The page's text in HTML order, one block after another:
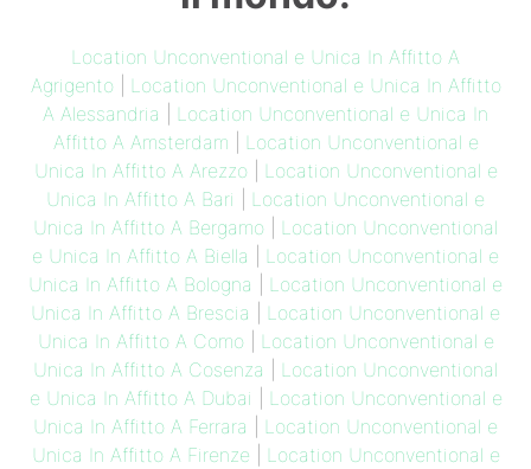
Location Unconventional e Unica In Affitto A
Agrigento| Location Unconventional e Unica In Affitto
A Alessandria
Location Unconventional e Unica In
Affitto A Amsterdam
Location Unconventional e
Unica In Affitto A Arezzo| Location Unconventional e
Unica In Affitto A Bari
Location Unconventional e
Unica In Affitto A Bergamo
Location Unconventional
e Unica In Affitto A Biella
Location Unconventional e
Unica In Affitto A Bologna
Location Unconventional e
Unica In Affitto A Brescia
Location Unconventional e
Unica In Affitto A Como| Location Unconventional e
Unica In Affitto A Cosenza
Location Unconventional
e Unica In Affitto A Dubai
Location Unconventional e
Unica In Affitto A Ferrara
Location Unconventional e
Unica In Affitto A Firenze
Location Unconventional e